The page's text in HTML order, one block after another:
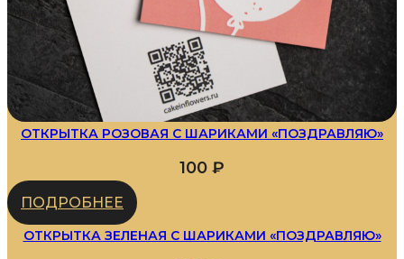
ОТКРЫТКА РОЗОВАЯ С ШАРИКАМИ «ПОЗДРАВЛЯЮ»
100 ₽
ПОДРОБНЕЕ
ОТКРЫТКА ЗЕЛЕНАЯ С ШАРИКАМИ «ПОЗДРАВЛЯЮ»